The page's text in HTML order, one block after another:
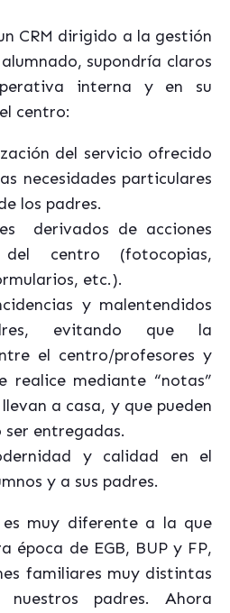
CRM dirigido a la gestión
supondría claros
interna y en su
centro:
del servicio ofrecido
necesidades particulares
los padres.
derivados de acciones
del centro (fotocopias,
etc.).
y malentendidos
evitando que la
el centro/profesores y
realice mediante “notas”
a casa, y que pueden
entregadas.
y calidad en el
y a sus padres.
muy diferente a la que
época de EGB, BUP y FP,
familiares muy distintas
padres. Ahora